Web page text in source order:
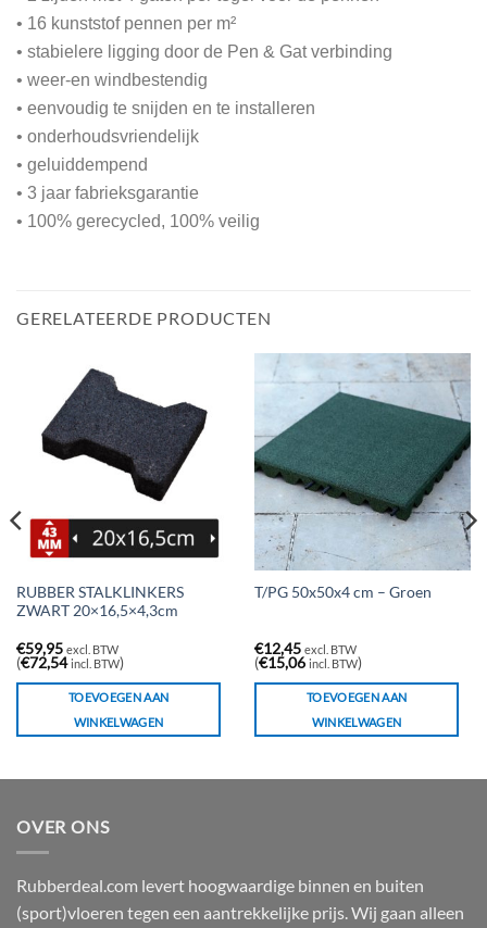
• 16 kunststof pennen per m²
• stabielere ligging door de Pen & Gat verbinding
• weer-en windbestendig
• eenvoudig te snijden en te installeren
• onderhoudsvriendelijk
• geluiddempend
• 3 jaar fabrieksgarantie
• 100% gerecycled, 100% veilig
GERELATEERDE PRODUCTEN
RUBBER STALKLINKERS
ZWART 20×16,5×4,3cm
€59,95 excl. BTW
(€72,54 incl. BTW)
TOEVOEGEN AAN
WINKELWAGEN
T/PG 50x50x4 cm – Groen
€12,45 excl. BTW
(€15,06 incl. BTW)
TOEVOEGEN AAN
WINKELWAGEN
OVER ONS
Rubberdeal.com levert hoogwaardige binnen en buiten
(sport)vloeren tegen een aantrekkelijke prijs. Wij gaan alleen